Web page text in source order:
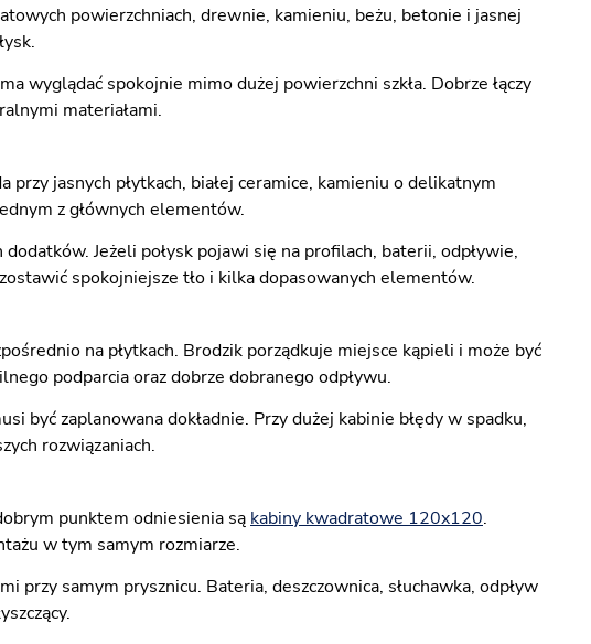
powierzchniach, drewnie, kamieniu, beżu, betonie i jasnej
wyglądać spokojnie mimo dużej powierzchni szkła. Dobrze łączy
materiałami.
jasnych płytkach, białej ceramice, kamieniu o delikatnym
z głównych elementów.
Jeżeli połysk pojawi się na profilach, baterii, odpływie,
spokojniejsze tło i kilka dopasowanych elementów.
na płytkach. Brodzik porządkuje miejsce kąpieli i może być
podparcia oraz dobrze dobranego odpływu.
być zaplanowana dokładnie. Przy dużej kabinie błędy w spadku,
rozwiązaniach.
punktem odniesienia są kabiny kwadratowe 120x120.
w tym samym rozmiarze.
samym prysznicu. Bateria, deszczownica, słuchawka, odpływ